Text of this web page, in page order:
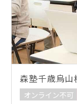
森塾千歳烏山
オンライン不可